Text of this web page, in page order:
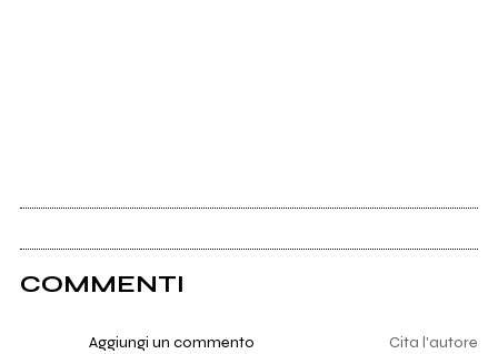
COMMENTI
Aggiungi un commento Cita l'autore